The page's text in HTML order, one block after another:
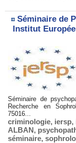
Séminaire de
Institut
Séminaire de
Recherche en
75016...
criminologie, iersp,
ALBAN,
séminaire,